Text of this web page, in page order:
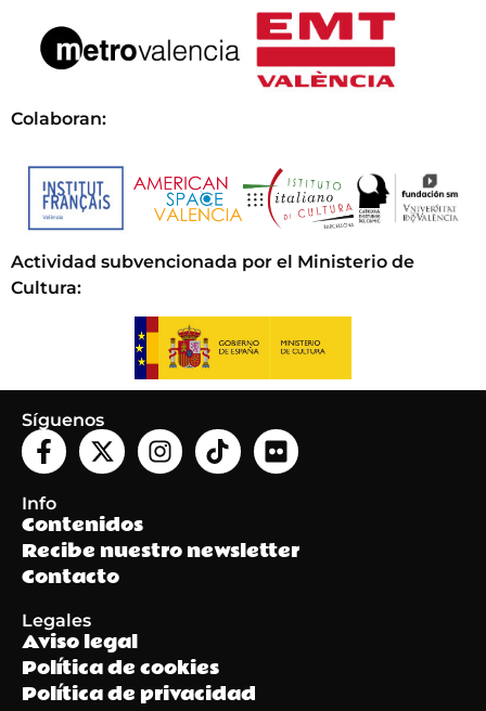
Colaboran:
Actividad subvencionada por el Ministerio de
Cultura:
Síguenos
Info
Contenidos
Recibe nuestro newsletter
Contacto
Legales
Aviso legal
Política de cookies
Política de privacidad